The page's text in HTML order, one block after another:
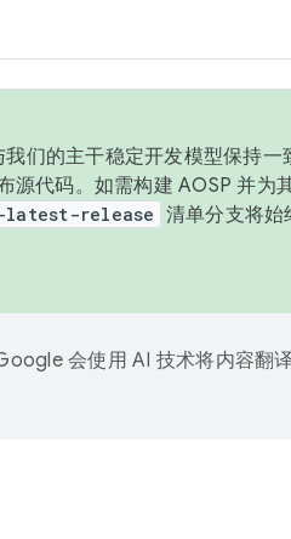
们的主干稳定开发模型保持
源代码。如需构建 AOSP 并为
latest-release 清单分支将始
会使用 AI 技术将内容翻